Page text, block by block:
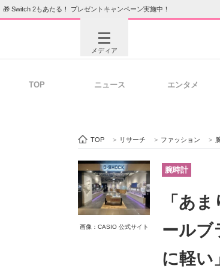
🎁 Switch 2もあたる！ プレゼントキャンペーン実施中！
メディア
ビジネスと働き方のヒント
TOP ニュース エンタメ
TOP > リサーチ > ファッション >
画像：CASIO 公式サイト
腕時計
「あ
ールブ
に軽い